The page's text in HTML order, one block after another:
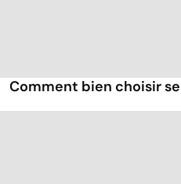
Comment bien choisir